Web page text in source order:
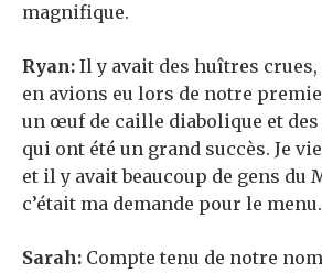
magnifique.
Ryan: Il y avait des huîtres crues,
en avions eu lors de notre
un œuf de caille diabolique et des
qui ont été un grand succès. Je
et il y avait beaucoup de gens du
c’était ma demande pour le menu.
Sarah: Compte tenu de notre